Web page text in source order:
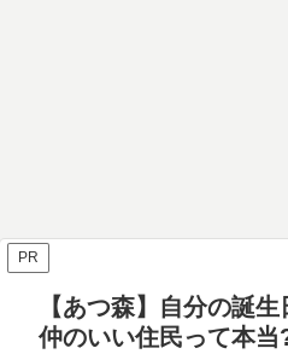
PR
【あつ森】自分の誕
仲のいい住民って本当